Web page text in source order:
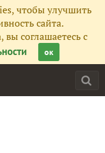
чтобы улучшить
сайта.
соглашаетесь с
ок